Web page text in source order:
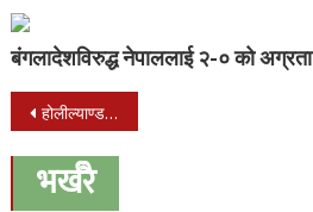
बंगलादेशविरुद्ध नेपाललाई २-० को अग्रता
Post
navigation
होलील्याण्डमा साँस्कृतिक एवं शुभकामना कार्याक्रम सम्पन्न
भर्खरै